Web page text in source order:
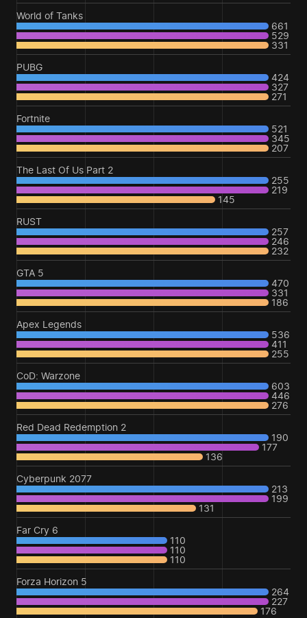
World of Tanks
661
529
331
PUBG
424
327
271
Fortnite
521
345
207
The Last Of Us Part 2
255
219
145
RUST
257
246
232
GTA 5
470
331
186
Apex Legends
536
411
255
CoD: Warzone
603
446
276
Red Dead Redemption 2
190
177
136
Cyberpunk 2077
213
199
131
Far Cry 6
110
110
110
Forza Horizon 5
264
227
176